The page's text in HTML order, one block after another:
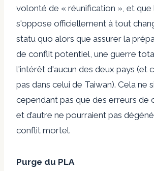
volonté de « réunification », et que
s'oppose officiellement à tout
statu quo alors que assurer la
de conflit potentiel, une guerre
l'intérêt d'aucun des deux pays (et
pas dans celui de Taiwan). Cela ne
cependant pas que des erreurs de
et d’autre ne pourraient pas
conflit mortel.
Purge du PLA